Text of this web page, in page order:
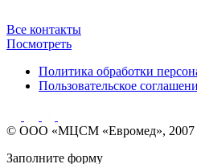
Все контакты
Посмотреть
Политика обработки
Пользовательское
© ООО «МЦСМ «Евромед», 2007
Заполните форму